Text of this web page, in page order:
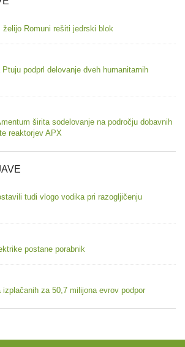
Romuni rešiti jedrski blok
podprl delovanje dveh humanitarnih
širita sodelovanje na področju dobavnih
reaktorjev APX
tudi vlogo vodika pri razogljičenju
postane porabnik
za 50,7 milijona evrov podpor